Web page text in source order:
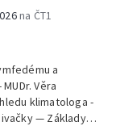
s dětmi - jak
Ostrava - Filip
křišťálové
Horák a Adélka
přírody - Eva
na ČT1
a
Věra
klimatologa -
— Základy